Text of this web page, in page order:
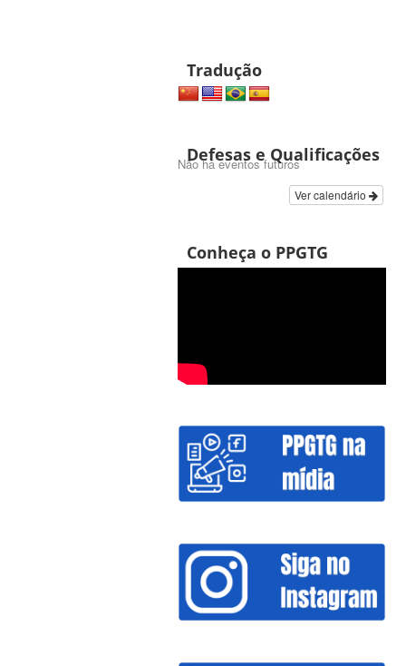
Tradução
Defesas e Qualificações
Não há eventos futuros
Ver calendário
Conheça o PPGTG